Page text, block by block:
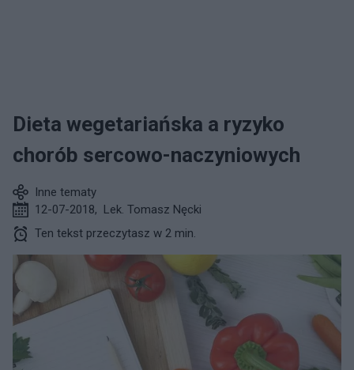
Dieta wegetariańska a ryzyko
chorób sercowo-naczyniowych
Inne tematy
12-07-2018, Lek. Tomasz Nęcki
Ten tekst przeczytasz w 2 min.